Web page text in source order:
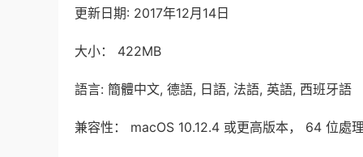
更新日期: 2017年12月14日
大小： 422MB
語言: 簡體中文, 德語, 日語, 法語, 英語, 西班牙語
兼容性： macOS 10.12.4 或更高版本， 64 位處